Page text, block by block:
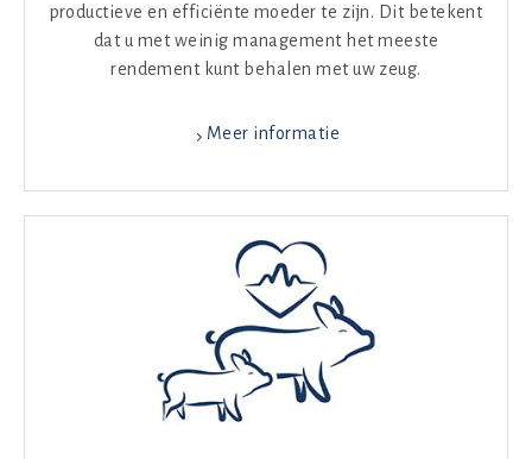
productieve en efficiënte moeder te zijn. Dit betekent
dat u met weinig management het meeste
rendement kunt behalen met uw zeug.
Meer informatie